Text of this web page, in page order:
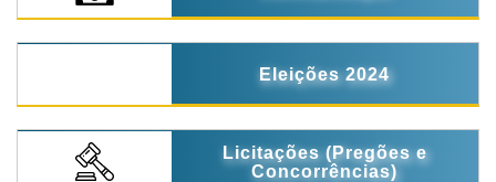
Eleições 2024
Licitações (Pregões e
Concorrências)